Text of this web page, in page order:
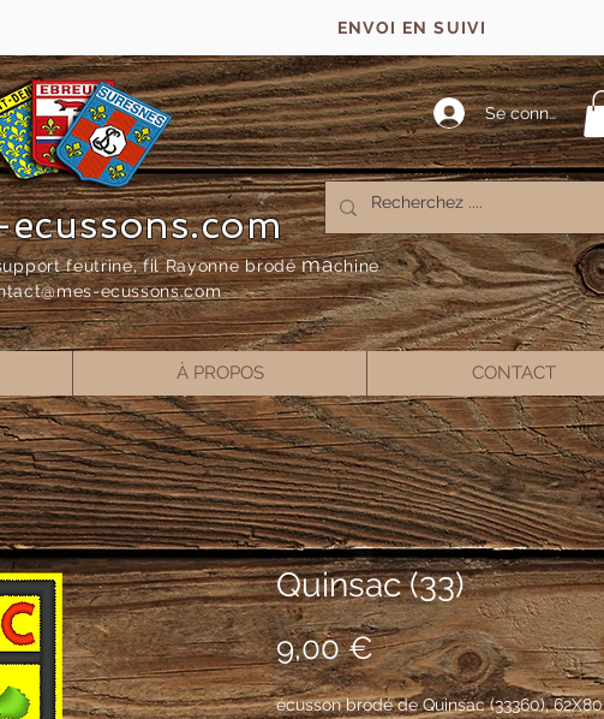
ENVOI EN SUIVI
Se connecter
feutrine, fil Rayonne brodémachine
ecussons.com
À PROPOS CONTACT
Quinsac (33)
9,00 €Prix
écusson brodé de Quinsac (33360), 62X80